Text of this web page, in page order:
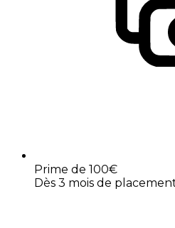
Prime de 100€
Dès 3 mois de